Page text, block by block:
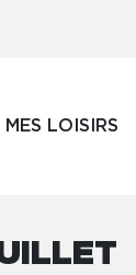
MES LOISIRS